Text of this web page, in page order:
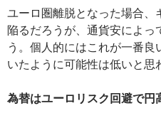
ユーロ圏離脱となった場合、
陥るだろうが、通貨安によっ
う。個人的にはこれが一番
いたように可能性は低いと思
為替はユーロリスク回避で円